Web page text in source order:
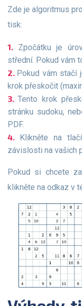
Zde je algoritmus pro získání 12x12 mřížkového sudoku pro
tisk:
Zpočátku je
střední. Pokud vám
Pokud vám stačí
krok přeskočit
Tento krok
stránku sudoku,
PDF.
Klikněte na
závislosti na vašich
Pokud si chcete zahrát 12x12 sudoku online, jednoduše
klikněte na odkaz v